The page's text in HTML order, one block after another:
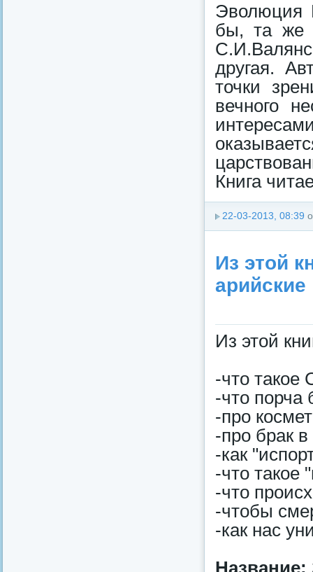
Эволюция
бы, та же
другая.
точки
вечного
Книга
22-03-2013, 08:39
Из этой
арийские
Из этой
-что такое
-что порча
-про
-про брак в
-как
-что такое
-что
-чтобы
-как нас
Название: